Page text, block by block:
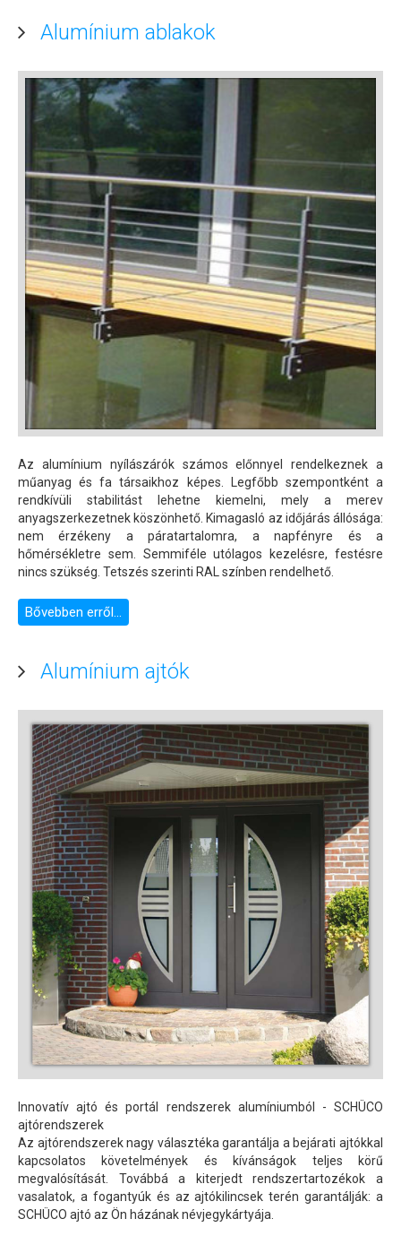
Alumínium ablakok
Az alumínium nyílászárók számos előnnyel rendelkeznek a
műanyag és fa társaikhoz képes. Legfőbb szempontként a
rendkívüli stabilitást lehetne kiemelni, mely a merev
anyagszerkezetnek köszönhető. Kimagasló az időjárás állósága:
nem érzékeny a páratartalomra, a napfényre és a
hőmérsékletre sem. Semmiféle utólagos kezelésre, festésre
nincs szükség. Tetszés szerinti RAL színben rendelhető.
Bővebben erről...
Alumínium ajtók
Innovatív ajtó és portál rendszerek alumíniumból - SCHÜCO
ajtórendszerek
Az ajtórendszerek nagy választéka garantálja a bejárati ajtókkal
kapcsolatos követelmények és kívánságok teljes körű
megvalósítását. Továbbá a kiterjedt rendszertartozékok a
vasalatok, a fogantyúk és az ajtókilincsek terén garantálják: a
SCHÜCO ajtó az Ön házának névjegykártyája.